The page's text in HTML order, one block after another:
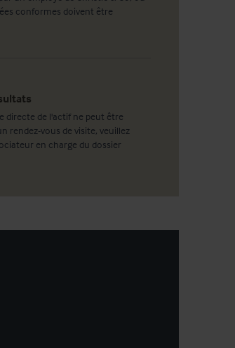
conformes doivent être
directe de l'actif ne peut être
rendez-vous de visite, veuillez
en charge du dossier